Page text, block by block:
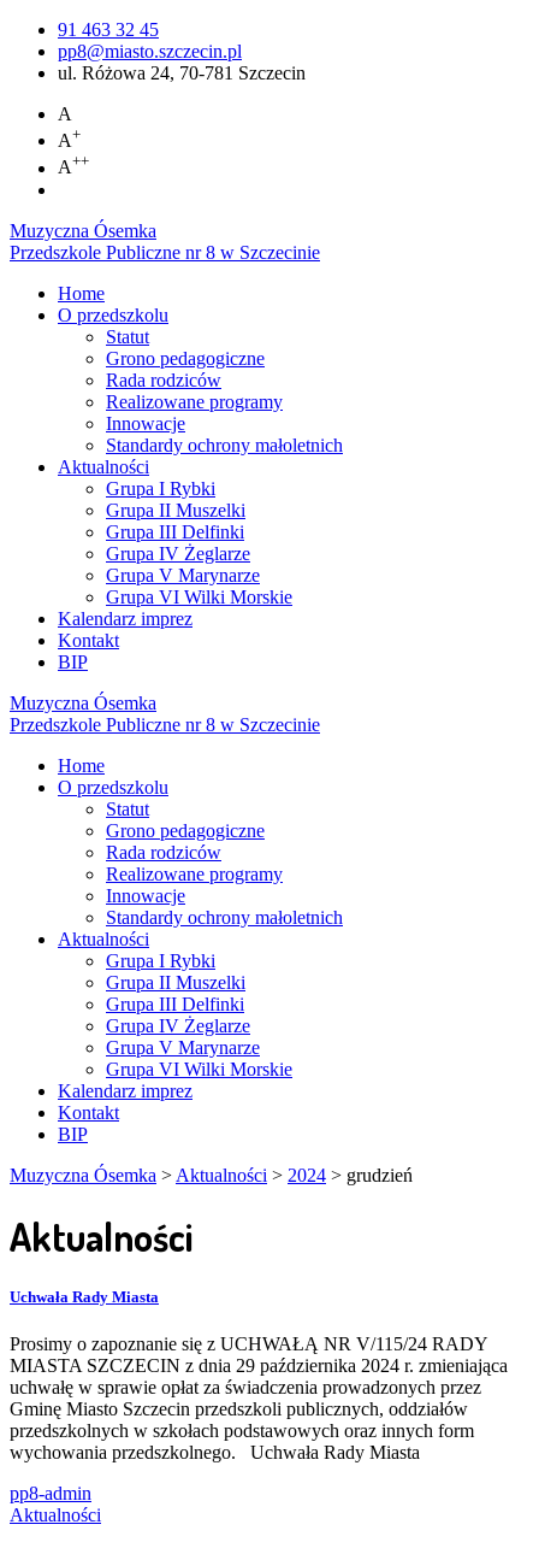
91 463 32 45
pp8@miasto.szczecin.pl
ul. Różowa 24, 70-781 Szczecin
A
A+
A++
Muzyczna Ósemka
Przedszkole Publiczne nr 8 w Szczecinie
Home
O przedszkolu
Statut
Grono pedagogiczne
Rada rodziców
Realizowane programy
Innowacje
Standardy ochrony małoletnich
Aktualności
Grupa I Rybki
Grupa II Muszelki
Grupa III Delfinki
Grupa IV Żeglarze
Grupa V Marynarze
Grupa VI Wilki Morskie
Kalendarz imprez
Kontakt
BIP
Muzyczna Ósemka
Przedszkole Publiczne nr 8 w Szczecinie
Home
O przedszkolu
Statut
Grono pedagogiczne
Rada rodziców
Realizowane programy
Innowacje
Standardy ochrony małoletnich
Aktualności
Grupa I Rybki
Grupa II Muszelki
Grupa III Delfinki
Grupa IV Żeglarze
Grupa V Marynarze
Grupa VI Wilki Morskie
Kalendarz imprez
Kontakt
BIP
Muzyczna Ósemka > Aktualności > 2024 > grudzień
Aktualności
Uchwała Rady Miasta
Prosimy o zapoznanie się z UCHWAŁĄ NR V/115/24 RADY
MIASTA SZCZECIN z dnia 29 października 2024 r. zmieniająca
uchwałę w sprawie opłat za świadczenia prowadzonych przez
Gminę Miasto Szczecin przedszkoli publicznych, oddziałów
przedszkolnych w szkołach podstawowych oraz innych form
wychowania przedszkolnego. Uchwała Rady Miasta
pp8-admin
Aktualności